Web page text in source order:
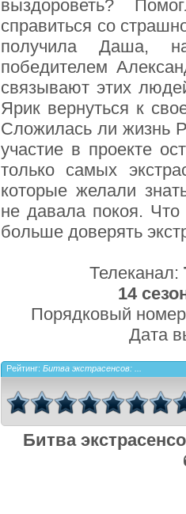
выздороветь?
справиться со
получила Даша,
победителем
связывают этих
Ярик вернуться к
Сложилась ли жизнь
участие в проекте
только самых
которые желали
не давала покоя.
больше доверять
Телеканал:
14
Порядковый
Дата
Рейтинг: Битва экстрасенсов: ...
Битва